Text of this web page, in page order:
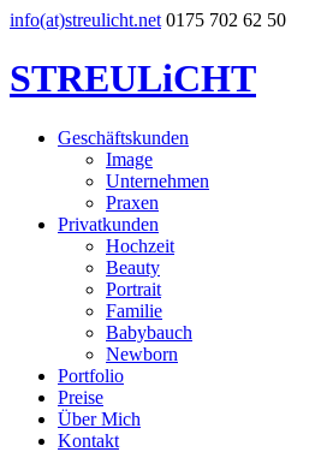
info(at)streulicht.net 0175 702 62 50
STREULiCHT
Geschäftskunden
Image
Unternehmen
Praxen
Privatkunden
Hochzeit
Beauty
Portrait
Familie
Babybauch
Newborn
Portfolio
Preise
Über Mich
Kontakt